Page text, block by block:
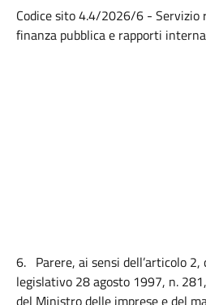
Codice sito 4.4/2026/6 -
finanza pubblica e rapporti
6. Parere, ai sensi dell’articolo
legislativo 28 agosto 1997, n.
del Ministro delle imprese e del